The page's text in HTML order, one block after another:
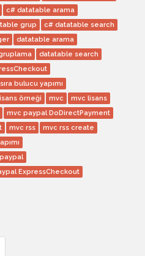
c# datatable arama
grup
c# datatable search
datatable arama
datatable search
bulucu yapımı
örneği mvc
mvc lisans
mvc paypal DoDirectPayment
mvc rss
mvc rss create
paypal
ExpressCheckout